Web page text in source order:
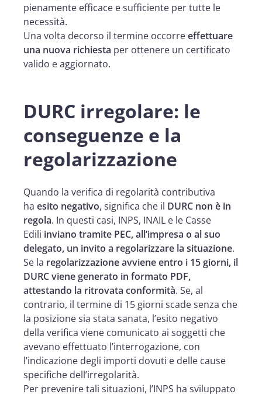
pienamente efficace e sufficiente per tutte le
necessità.
Una volta decorso il termine occorreeffettuare
una nuova richiesta per ottenere un certificato
valido e aggiornato.
DURC irregolare: le
conseguenze e la
regolarizzazione
Quando la verifica di regolarità contributiva
ha esito negativo, significa che il DURC non è in
regola. In questi casi, INPS, INAIL e le Casse
Edili inviano tramite PEC, all’impresa o al suo
delegato, un invito a regolarizzare la situazione.
Se la regolarizzazione avviene entro i 15 giorni, il
DURC viene generato in formato PDF,
attestando la ritrovata conformità. Se, al
contrario, il termine di 15 giorni scade senza che
la posizione sia stata sanata, l’esito negativo
della verifica viene comunicato ai soggetti che
avevano effettuato l’interrogazione, con
l’indicazione degli importi dovuti e delle cause
specifiche dell’irregolarità.
Per prevenire tali situazioni, l’INPS ha sviluppato